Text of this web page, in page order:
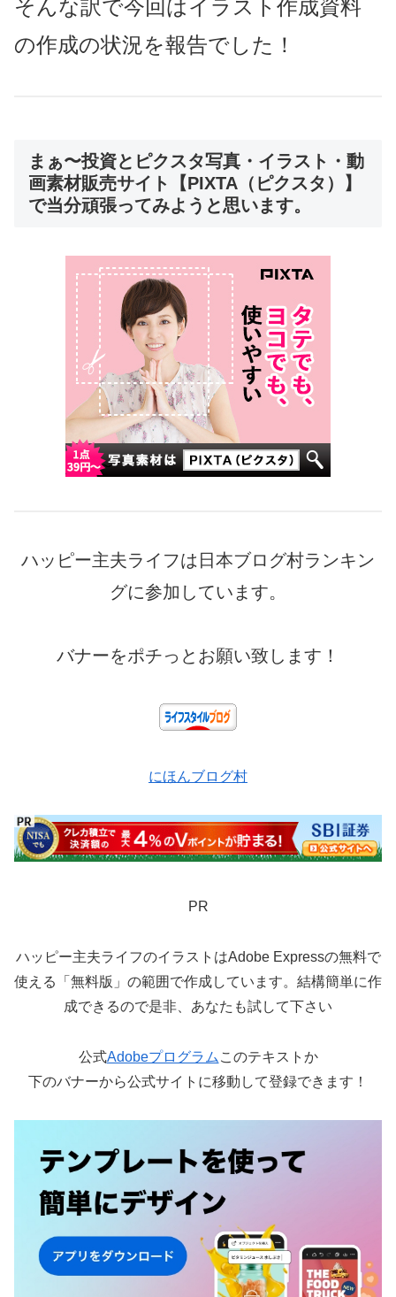
そんな訳で今回はイラスト作成資料
の作成の状況を報告でした！
まぁ〜投資とピクスタ写真・イラスト・動
画素材販売サイト【PIXTA（ピクスタ）】
で当分頑張ってみようと思います。
ハッピー主夫ライフは日本ブログ村ランキン
グに参加しています。
バナーをポチっとお願い致します！
にほんブログ村
PR
ハッピー主夫ライフのイラストはAdobe Expressの無料で
使える「無料版」の範囲で作成しています。結構簡単に作
成できるので是非、あなたも試して下さい
公式Adobeプログラム このテキストか
下のバナーから公式サイトに移動して登録できます！